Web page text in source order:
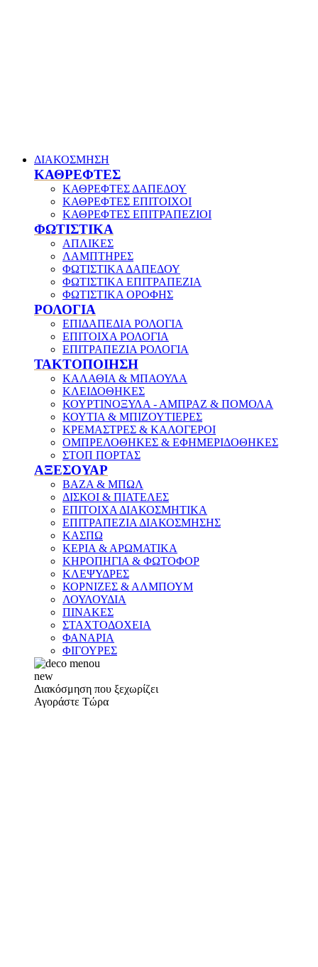
ΔΙΑΚΟΣΜΗΣΗ
ΚΑΘΡΕΦΤΕΣ
ΚΑΘΡΕΦΤΕΣ ΔΑΠΕΔΟΥ
ΚΑΘΡΕΦΤΕΣ ΕΠΙΤΟΙΧΟΙ
ΚΑΘΡΕΦΤΕΣ ΕΠΙΤΡΑΠΕΖΙΟΙ
ΦΩΤΙΣΤΙΚΑ
ΑΠΛΙΚΕΣ
ΛΑΜΠΤΗΡΕΣ
ΦΩΤΙΣΤΙΚΑ ΔΑΠΕΔΟΥ
ΦΩΤΙΣΤΙΚΑ ΕΠΙΤΡΑΠΕΖΙΑ
ΦΩΤΙΣΤΙΚΑ ΟΡΟΦΗΣ
ΡΟΛΟΓΙΑ
ΕΠΙΔΑΠΕΔΙΑ ΡΟΛΟΓΙΑ
ΕΠΙΤΟΙΧΑ ΡΟΛΟΓΙΑ
ΕΠΙΤΡΑΠΕΖΙΑ ΡΟΛΟΓΙΑ
ΤΑΚΤΟΠΟΙΗΣΗ
ΚΑΛΑΘΙΑ & ΜΠΑΟΥΛΑ
ΚΛΕΙΔΟΘΗΚΕΣ
ΚΟΥΡΤΙΝΟΞΥΛΑ - ΑΜΠΡΑΖ & ΠΟΜΟΛΑ
ΚΟΥΤΙΑ & ΜΠΙΖΟΥΤΙΕΡΕΣ
ΚΡΕΜΑΣΤΡΕΣ & ΚΑΛΟΓΕΡΟΙ
ΟΜΠΡΕΛΟΘΗΚΕΣ & ΕΦΗΜΕΡΙΔΟΘΗΚΕΣ
ΣΤΟΠ ΠΟΡΤΑΣ
ΑΞΕΣΟΥΑΡ
ΒΑΖΑ & ΜΠΩΛ
ΔΙΣΚΟΙ & ΠΙΑΤΕΛΕΣ
ΕΠΙΤΟΙΧΑ ΔΙΑΚΟΣΜΗΤΙΚΑ
ΕΠΙΤΡΑΠΕΖΙΑ ΔΙΑΚΟΣΜΗΣΗΣ
ΚΑΣΠΩ
ΚΕΡΙΑ & ΑΡΩΜΑΤΙΚΑ
ΚΗΡΟΠΗΓΙΑ & ΦΩΤΟΦΟΡ
ΚΛΕΨΥΔΡΕΣ
ΚΟΡΝΙΖΕΣ & ΑΛΜΠΟΥΜ
ΛΟΥΛΟΥΔΙΑ
ΠΙΝΑΚΕΣ
ΣΤΑΧΤΟΔΟΧΕΙΑ
ΦΑΝΑΡΙΑ
ΦΙΓΟΥΡΕΣ
new
Διακόσμηση που ξεχωρίζει
Αγοράστε Τώρα